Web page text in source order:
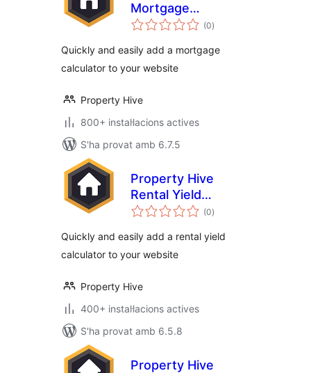
Mortgage
Calculator
(0puntuacions
totals
)
Quickly and easily add a mortgage
calculator to your website
Property Hive
800+ instal·lacions actives
S'ha provat amb 6.7.5
Property Hive
Rental Yield
Calculator
(0puntuacions
totals
)
Quickly and easily add a rental yield
calculator to your website
Property Hive
400+ instal·lacions actives
S'ha provat amb 6.5.8
Property Hive